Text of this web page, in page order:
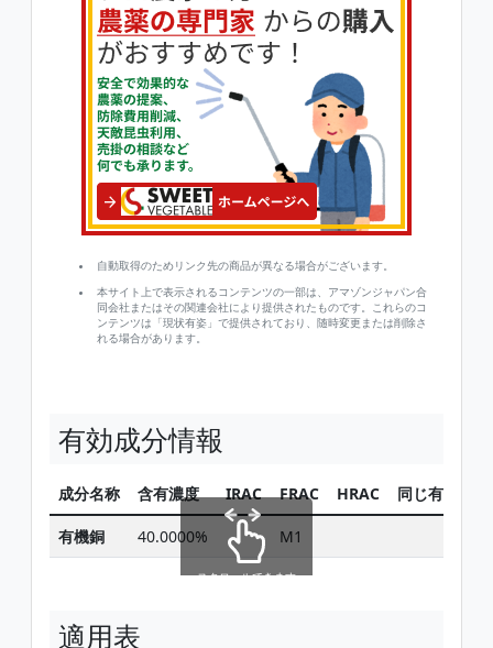
自動取得のためリンク先の商品が異なる場合がございます。
本サイト上で表示されるコンテンツの一部は、アマゾンジャパン合
同会社またはその関連会社により提供されたものです。これらのコ
ンテンツは「現状有姿」で提供されており、随時変更または削除さ
れる場合があります。
有効成分情報
成分名称 含有濃度 IRAC FRAC HRAC 同じ有効成
有機銅 40.0000% M1
スクロールできます
適用表